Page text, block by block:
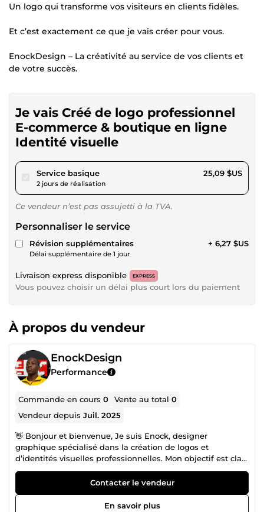
Un logo qui transforme vos visiteurs en clients fidèles.
Et c’est exactement ce que je vais créer pour vous.
EnockDesign – La créativité au service de vos clients et
de votre succès.
Je vais Créé de logo professionnel
E-commerce & boutique en ligne
Identité visuelle
Service basiquepour 23,12 $US
2 jours de réalisation
25,09 $US
Ce vendeur n’est pas assujetti à la TVA.
Personnaliser le service
Révision supplémentaires
Délai supplémentaire de 1 jour
+ 6,27 $US
Livraison express disponible EXPRESS
Vous pouvez choisir un délai plus court lors du paiement
À propos du vendeur
EnockDesign
Performance
Commande en cours0 Vente au total0
Vendeur depuisJuil. 2025
👋 Bonjour et bienvenue, Je suis Enock, designer
graphique spécialisé dans la création de logos et
d’identités visuelles professionnelles. Mon objectif est clair
: vous aider à transformer votre projet en une marque forte,
crédible et mémorable grâce à un design qui attire l’œil et
inspire confiance. 🚀 L’importance d’une identité visuelle
forte Aujourd’hui, votre image est votre premier argument
Contacter le vendeur
En savoir plus